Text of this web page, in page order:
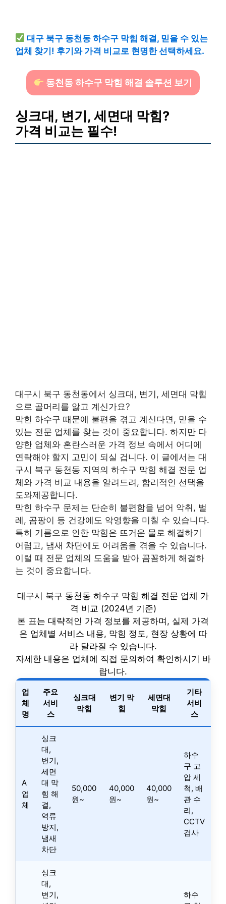
대구 북구 동천동 하수구 막힘 해결, 믿을 수 있는
업체 찾기! 후기와 가격 비교로 현명한 선택하세요.
동천동 하수구 막힘 해결 솔루션 보기
싱크대, 변기, 세면대 막힘?
가격 비교는 필수!
대구시 북구 동천동에서 싱크대, 변기, 세면대 막힘
으로 골머리를 앓고 계신가요?
막힌 하수구 때문에 불편을 겪고 계신다면, 믿을 수
있는 전문 업체를 찾는 것이 중요합니다. 하지만 다
양한 업체와 혼란스러운 가격 정보 속에서 어디에
연락해야 할지 고민이 되실 겁니다. 이 글에서는 대
구시 북구 동천동 지역의 하수구 막힘 해결 전문 업
체와 가격 비교 내용을 알려드려, 합리적인 선택을
도와제공합니다.
막힌 하수구 문제는 단순히 불편함을 넘어 악취, 벌
레, 곰팡이 등 건강에도 악영향을 미칠 수 있습니다.
특히 기름으로 인한 막힘은 뜨거운 물로 해결하기
어렵고, 냄새 차단에도 어려움을 겪을 수 있습니다.
이럴 때 전문 업체의 도움을 받아 꼼꼼하게 해결하
는 것이 중요합니다.
대구시 북구 동천동 하수구 막힘 해결 전문 업체 가
격 비교 (2024년 기준)
본 표는 대략적인 가격 정보를 제공하며, 실제 가격
은 업체별 서비스 내용, 막힘 정도, 현장 상황에 따
라 달라질 수 있습니다.
자세한 내용은 업체에 직접 문의하여 확인하시기 바
랍니다.
업
체
명
주요
서비
스
싱크대
막힘
변기 막
힘
세면대
막힘
기타
서비
스
A
업
체
싱크
대,
변기,
세면
대 막
힘 해
결,
역류
방지,
냄새
차단
50,000
원~
40,000
원~
40,000
원~
하수
구 고
압 세
척, 배
관 수
리,
CCTV
검사
싱크
대,
변기,
하수